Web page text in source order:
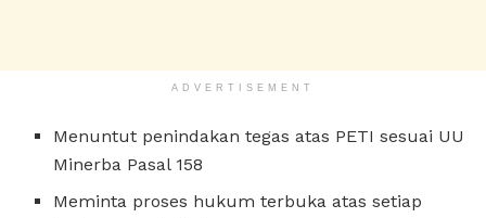
ADVERTISEMENT
Menuntut penindakan tegas atas PETI sesuai UU
Minerba Pasal 158
Meminta proses hukum terbuka atas setiap